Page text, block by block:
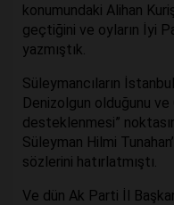
konumundaki Alihan
geçtiğini ve oyların İyi
yazmıştık.
Süleymancıların
Denizolgun olduğunu ve
desteklenmesi”
Süleyman Hilmi
sözlerini hatırlatmıştı.
Ve dün Ak Parti İl